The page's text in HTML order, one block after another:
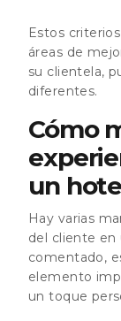
Estos
áreas de
su clientela,
diferentes.
Cómo
un
Hay varias
del cliente en
comentado,
elemento
un toque